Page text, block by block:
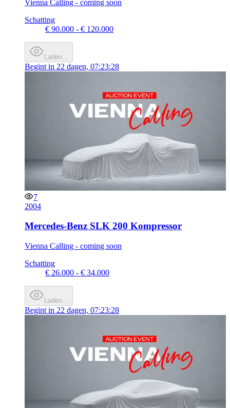
Vienna Calling - coming soon
Schatting
€ 90.000 - € 120.000
Laden…
Begint in 22 dagen, 07:23:28
7
2004
Mercedes-Benz SLK 200 Kompressor
Vienna Calling - coming soon
Schatting
€ 26.000 - € 34.000
Laden…
Begint in 22 dagen, 07:23:28